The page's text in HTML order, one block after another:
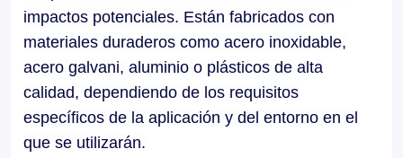
Feeder
Cable
Clamps
facilitate
easy
impactos potenciales. Están fabricados con
materiales duraderos como acero inoxidable,
acero galvani, aluminio o plásticos de alta
calidad, dependiendo de los requisitos
específicos de la aplicación y del entorno en el
que se utilizarán.